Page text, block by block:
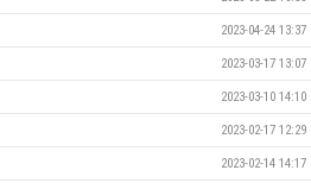
2023-04-24 13:37
2023-03-17 13:07
2023-03-10 14:10
2023-02-17 12:29
2023-02-14 14:17